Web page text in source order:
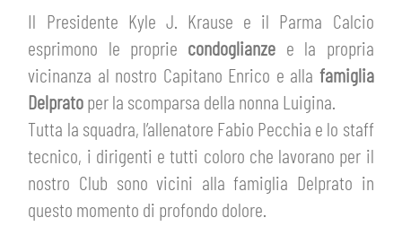
GIOVANILE MASCHILE
GIOVANILE FEMMINILE
FEMMINILE
HOSPITALITY
HOSPITALITY
MUSEUM CLUB EXPERIENCE
BIGLIETTI
ABBONAMENTI
INFO BIGLIETTI
SHOP
ESPORTS
Il Presidente Kyle J. Krause e il Parma Calcio
esprimono le proprie condoglianze e la propria
vicinanza al nostro Capitano Enrico e alla famiglia
Delpratoper la scomparsa della nonna Luigina.
Tutta la squadra, l’allenatore Fabio Pecchia e lo staff
tecnico, i dirigenti e tutti coloro che lavorano per il
nostro Club sono vicini alla famiglia Delprato in
questo momento di profondo dolore.